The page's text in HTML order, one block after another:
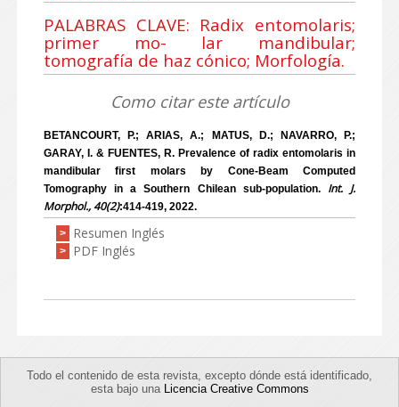
PALABRAS CLAVE: Radix entomolaris;
primer mo- lar mandibular;
tomografía de haz cónico; Morfología.
Como citar este artículo
BETANCOURT, P.; ARIAS, A.; MATUS, D.; NAVARRO, P.;
GARAY, I. & FUENTES, R. Prevalence of radix entomolaris in
mandibular first molars by Cone-Beam Computed
Tomography in a Southern Chilean sub-population. Int. J.
Morphol., 40(2):414-419, 2022.
> Resumen Inglés
> PDF Inglés
Todo el contenido de esta revista, excepto dónde está identificado,
esta bajo una Licencia Creative Commons